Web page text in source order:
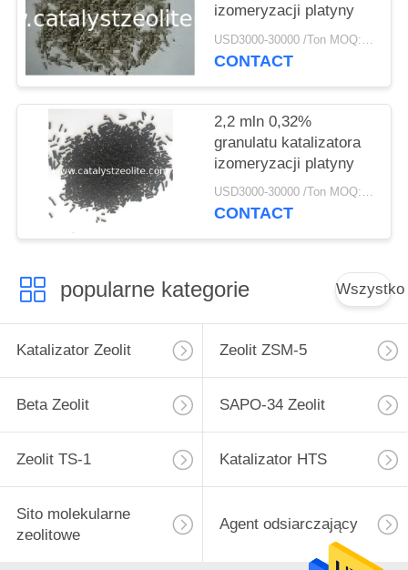
izomeryzacji platyny
USD3000-30000 /Ton MOQ:1 KG
CONTACT
2,2 mln 0,32%
granulatu katalizatora
izomeryzacji platyny
USD3000-30000 /Ton MOQ:1 KG
CONTACT
popularne kategorie Wszystko
Katalizator Zeolit Zeolit ​​ZSM-5
Beta Zeolit SAPO-34 Zeolit
Zeolit ​​TS-1 Katalizator HTS
Sito molekularne
zeolitowe
Agent odsiarczający